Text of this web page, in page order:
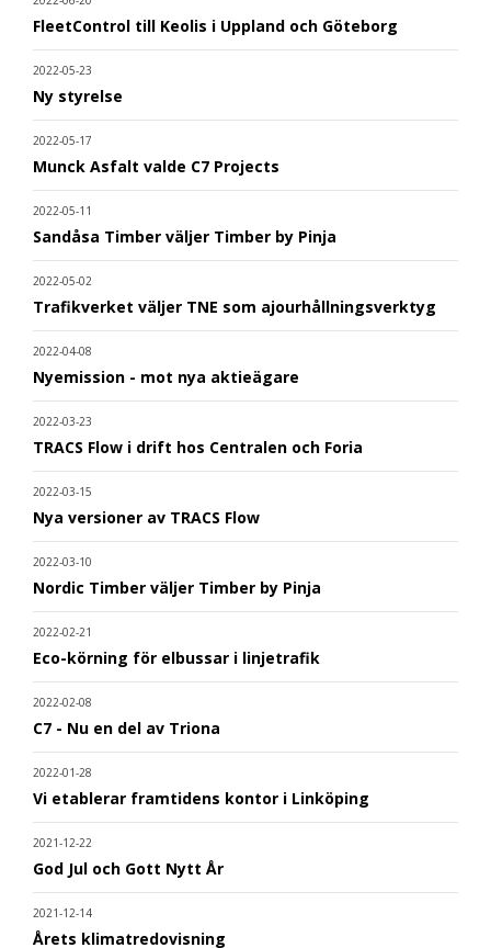
FleetControl till Keolis i Uppland och Göteborg
2022-05-23
Ny styrelse
2022-05-17
Munck Asfalt valde C7 Projects
2022-05-11
Sandåsa Timber väljer Timber by Pinja
2022-05-02
Trafikverket väljer TNE som ajourhållningsverktyg
2022-04-08
Nyemission - mot nya aktieägare
2022-03-23
TRACS Flow i drift hos Centralen och Foria
2022-03-15
Nya versioner av TRACS Flow
2022-03-10
Nordic Timber väljer Timber by Pinja
2022-02-21
Eco-körning för elbussar i linjetrafik
2022-02-08
C7 - Nu en del av Triona
2022-01-28
Vi etablerar framtidens kontor i Linköping
2021-12-22
God Jul och Gott Nytt År
2021-12-14
Årets klimatredovisning